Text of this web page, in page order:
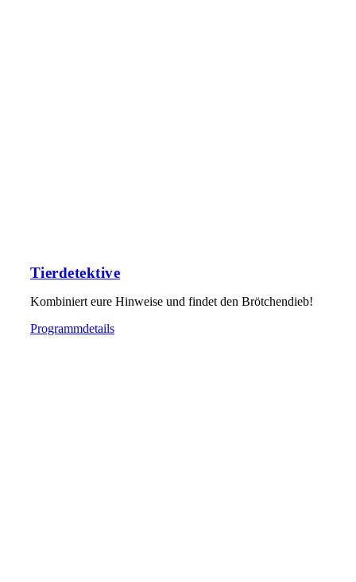
Tierdetektive
Kombiniert eure Hinweise und findet den Brötchendieb!
Programmdetails